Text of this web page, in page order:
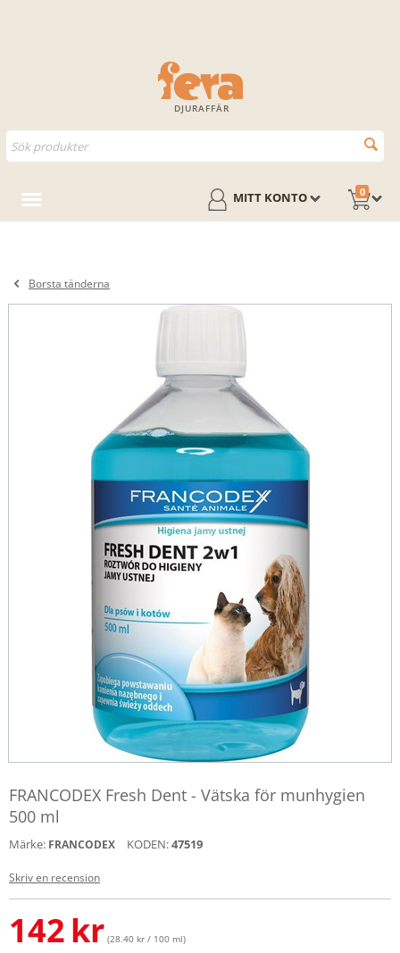
DJURAFFÄR
0
MITT KONTO
Borsta tänderna
FRANCODEX Fresh Dent - Vätska för munhygien
500 ml
Märke: FRANCODEX KODEN:47519
Skriv en recension
142kr (28.40 kr / 100 ml)